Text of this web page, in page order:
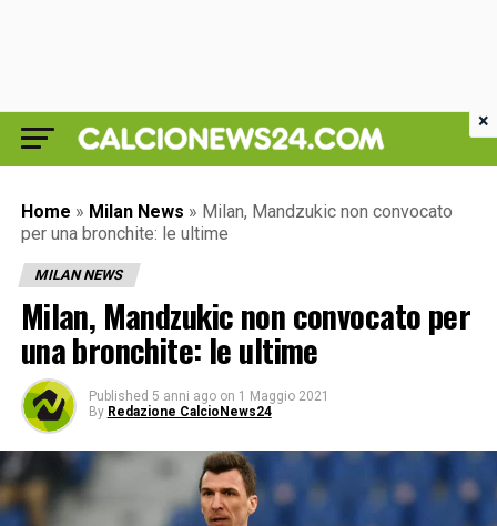
Home » Milan News » Milan, Mandzukic non convocato
per una bronchite: le ultime
MILAN NEWS
Milan, Mandzukic non convocato per
una bronchite: le ultime
Published 5 anni ago on 1 Maggio 2021
By Redazione CalcioNews24
×